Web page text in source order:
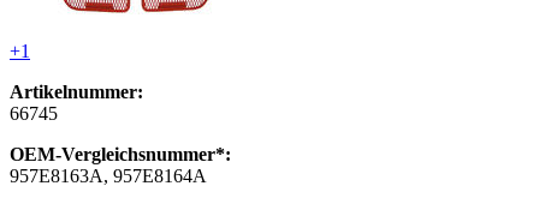
+1
Artikelnummer:
66745
OEM-Vergleichsnummer*:
957E8163A, 957E8164A